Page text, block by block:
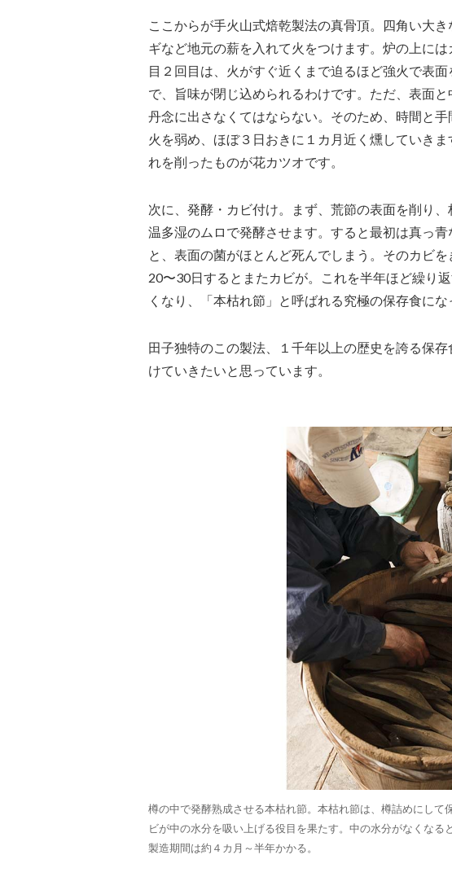
ここからが手火山式焙乾製法の真骨頂。四角い大
ギなど地元の薪を入れて火をつけます。炉の上に
目２回目は、火がすぐ近くまで迫るほど強火で表
で、旨味が閉じ込められるわけです。ただ、表面
丹念に出さなくてはならない。そのため、時間と
火を弱め、ほぼ３日おきに１カ月近く燻していき
れを削ったものが花カツオです。
次に、発酵・カビ付け。まず、荒節の表面を削り
温多湿のムロで発酵させます。すると最初は真っ
と、表面の菌がほとんど死んでしまう。そのカビを
20〜30日するとまたカビが。これを半年ほど繰り
くなり、「本枯れ節」と呼ばれる究極の保存食にな
田子独特のこの製法、１千年以上の歴史を誇る保
けていきたいと思っています。
樽の中で発酵熟成させる本枯れ節。本枯れ節は、樽詰めにして
ビが中の水分を吸い上げる役目を果たす。中の水分がなくなる
製造期間は約４カ月～半年かかる。